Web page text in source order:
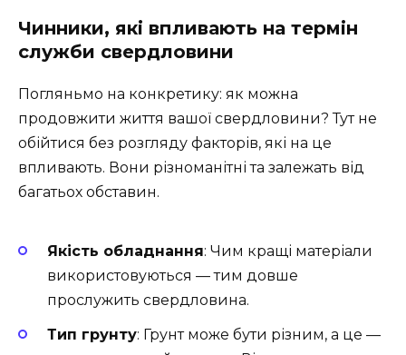
Чинники, які впливають на термін
служби свердловини
Погляньмо на конкретику: як можна
продовжити життя вашої свердловини? Тут не
обійтися без розгляду факторів, які на це
впливають. Вони різноманітні та залежать від
багатьох обставин.
Якість обладнання: Чим кращі матеріали
використовуються — тим довше
прослужить свердловина.
Тип грунту: Грунт може бути різним, а це —